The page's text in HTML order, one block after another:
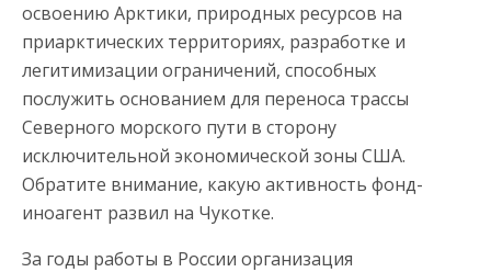
освоению Арктики, природных ресурсов на
приарктических территориях, разработке и
легитимизации ограничений, способных
послужить основанием для переноса трассы
Северного морского пути в сторону
исключительной экономической зоны США.
Обратите внимание, какую активность фонд-
иноагент развил на Чукотке.
За годы работы в России организация